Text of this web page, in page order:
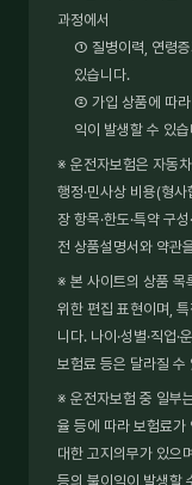
과정에서
① 질병이력, 연령증
있습니다.
② 가입 상품에 따라
익이 발생할 수 있
※ 운전자보험은 자동
행정·민사상 비용(형
장 항목·한도·특약 구
전 상품설명서와 약관
※ 본 사이트의 상품 목
위한 편집 표현이며,
니다. 나이·성별·직업
보험료 등은 달라질 수
※ 운전자보험 중 일부
율 등에 따라 보험료가
대한 고지의무가 있으
등의 불이익이 발생할